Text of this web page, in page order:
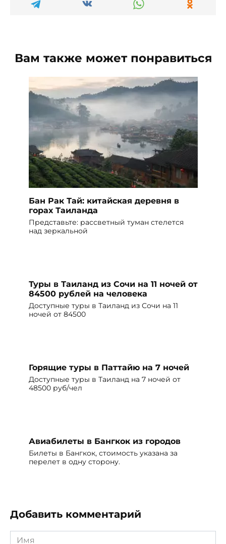
Вам также может понравиться
Бан Рак Тай: китайская деревня в
горах Таиланда
Представьте: рассветный туман стелется
над зеркальной
Туры в Таиланд из Сочи на 11 ночей от
84500 рублей на человека
Доступные туры в Таиланд из Сочи на 11
ночей от 84500
Горящие туры в Паттайю на 7 ночей
Доступные туры в Таиланд на 7 ночей от
48500 руб/чел
Авиабилеты в Бангкок из городов
Билеты в Бангкок, стоимость указана за
перелет в одну сторону.
Добавить комментарий
Имя